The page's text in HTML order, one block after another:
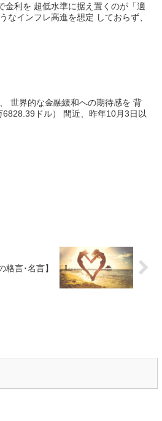
金利を 超低水準に据え置くのが「適
なインフレ高進を想定 しておらず、
世界的な金融緩和への期待感を 背
ドル） 間近、昨年10月3日以
格言･名言】